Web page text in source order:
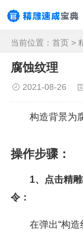
当前位置： 首页 >
腐蚀纹理
2021-08-26
构造背景为
操作步骤：
1、点击精
令：
在弹出“构